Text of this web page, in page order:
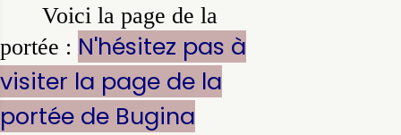
Voici la page de la
portée : N'hésitez pas à
visiter la page de la
portée de Bugina